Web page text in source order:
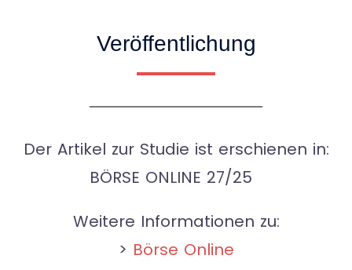
Veröffentlichung
Der Artikel zur Studie ist erschienen in:
BÖRSE ONLINE 27/25
Weitere Informationen zu:
> Börse Online